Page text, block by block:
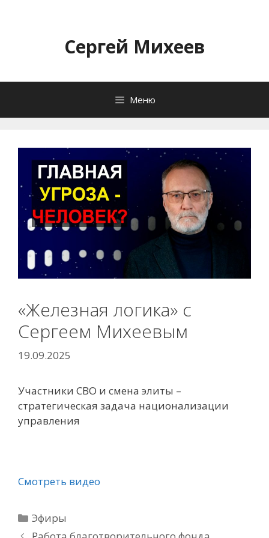
содержимомуСергей Михеев
Меню
«Железная логика» с
Сергеем Михеевым
19.09.2025
Участники СВО и смена элиты –
стратегическая задача национализации
управления
Смотреть видео
Рубрики
Эфиры